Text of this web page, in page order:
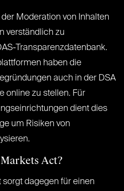
Moderation von Inhalten
verständlich zu
Transparenzdatenbank.
haben die
auch in der DSA
online zu stellen. Für
dient dies
um Risiken von
Act?
dagegen für einen